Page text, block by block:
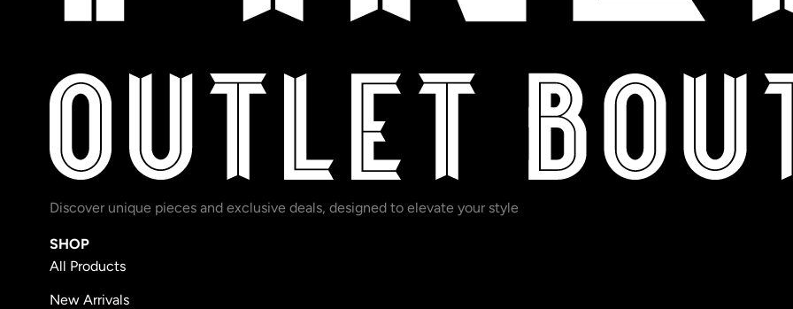
Discover unique pieces and exclusive deals, designed to elevate your style
SHOP
All Products
New Arrivals